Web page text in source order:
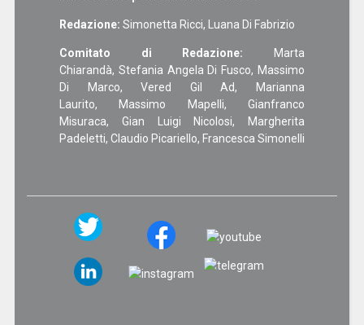
Redazione: Simonetta Ricci, Luana Di Fabrizio
Comitato di Redazione: Marta
Chiarandà, Stefania Angela Di Fusco, Massimo
Di Marco, Vered Gil Ad, Marianna
Laurito, Massimo Mapelli, Gianfranco
Misuraca, Gian Luigi Nicolosi, Margherita
Padeletti, Claudio Picariello, Francesca Simonelli